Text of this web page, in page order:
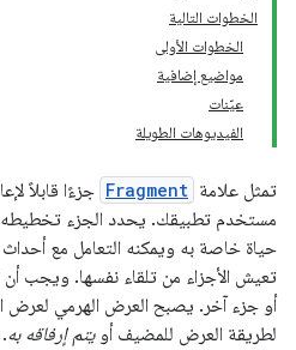
الخطوات التالية
الخطوات الأولى
مواضيع إضافية
عيّنات
الفيديوهات الطويلة
تمثل علامة Fragment جزءًا قابلاً
مستخدم تطبيقك. يحدد الجزء تخطيطه
حياة خاصة به ويمكنه التعامل مع أحداث
تعيش الأجزاء من تلقاء نفسها. ويجب
أو جزء آخر. يصبح العرض الهرمي لعرض
لطريقة العرض للمضيف أويتم إرفاقه به.